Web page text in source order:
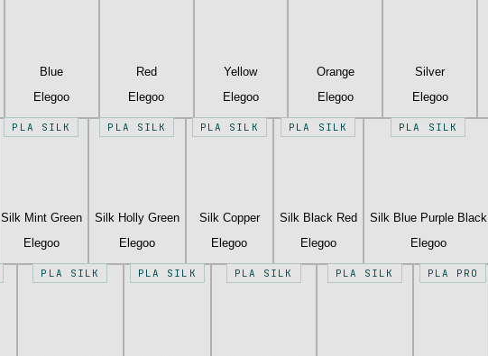
Blue
Elegoo
Red
Elegoo
Yellow
Elegoo
Orange
Elegoo
Silver
Elegoo
PLA SILK
Silk Mint Green
Elegoo
PLA SILK
Silk Holly Green
Elegoo
PLA SILK
Silk Copper
Elegoo
PLA SILK
Silk Black Red
Elegoo
PLA SILK
Silk Blue Purple Black
Elegoo
PLA SILK PLA SILK PLA SILK PLA SILK PLA PRO